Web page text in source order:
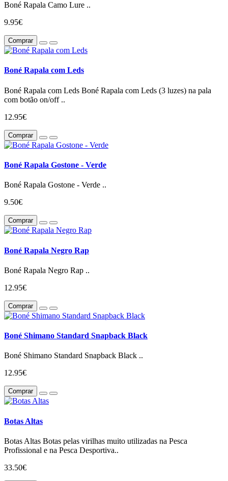
Boné Rapala Camo Lure ..
9.95€
Comprar
Boné Rapala com Leds
Boné Rapala com Leds Boné Rapala com Leds (3 luzes) na pala
com botão on/off ..
12.95€
Comprar
Boné Rapala Gostone - Verde
Boné Rapala Gostone - Verde ..
9.50€
Comprar
Boné Rapala Negro Rap
Boné Rapala Negro Rap ..
12.95€
Comprar
Boné Shimano Standard Snapback Black
Boné Shimano Standard Snapback Black ..
12.95€
Comprar
Botas Altas
Botas Altas Botas pelas virilhas muito utilizadas na Pesca
Profissional e na Pesca Desportiva..
33.50€